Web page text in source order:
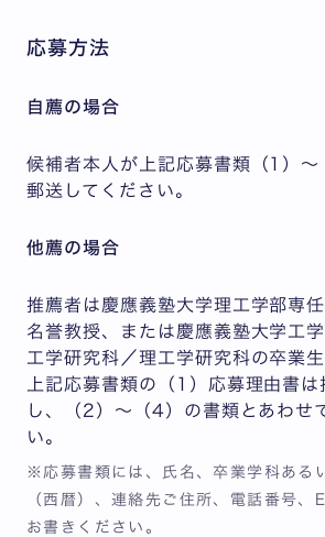
応募方法
自薦の場合
候補者本人が上記応募書類（1）～
郵送してください。
他薦の場合
推薦者は慶應義塾大学理工学部専
名誉教授、または慶應義塾大学工
工学研究科／理工学研究科の卒業生
上記応募書類の（1）応募理由書
し、（2）～（4）の書類とあわせ
い。
※応募書類には、氏名、卒業学科ある
（西暦）、連絡先ご住所、電話番号、
お書きください。